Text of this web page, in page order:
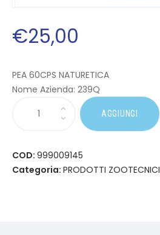
€25,00
PEA 60CPS NATURETICA
Nome Azienda: 239Q
AGGIUNGI
COD: 999009145
Categoria: PRODOTTI ZOOTECNICI